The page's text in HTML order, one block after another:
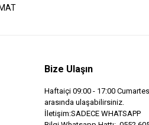
Bize Ulaşın
Haftaiçi 09:00 - 17:00
arasında ulaşabilirsiniz.
İletişim:SADECE WHATSAPP